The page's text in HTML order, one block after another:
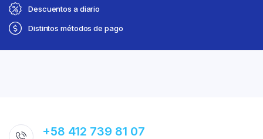
Descuentos a diario
Distintos métodos de pago
+58 412 739 81 07